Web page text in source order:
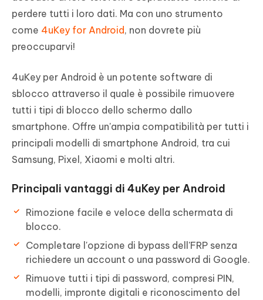
perdere tutti i loro dati. Ma con uno strumento
come 4uKey for Android, non dovrete più
preoccuparvi!
4uKey per Android è un potente software di
sblocco attraverso il quale è possibile rimuovere
tutti i tipi di blocco dello schermo dallo
smartphone. Offre un'ampia compatibilità per tutti i
principali modelli di smartphone Android, tra cui
Samsung, Pixel, Xiaomi e molti altri.
Principali vantaggi di 4uKey per Android
Rimozione facile e veloce della schermata di
blocco.
Completare l'opzione di bypass dell'FRP senza
richiedere un account o una password di Google.
Rimuove tutti i tipi di password, compresi PIN,
modelli, impronte digitali e riconoscimento del